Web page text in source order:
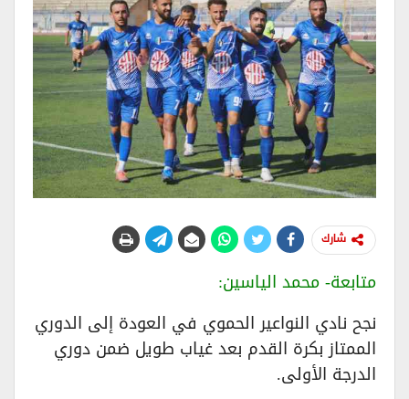
شارك
متابعة- محمد الياسين:
نجح نادي النواعير الحموي في العودة إلى الدوري
الممتاز بكرة القدم بعد غياب طويل ضمن دوري
الدرجة الأولى.